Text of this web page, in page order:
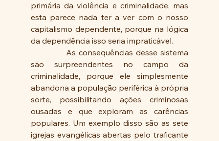
primária da violência e criminalidade, mas
esta parece nada ter a ver com o nosso
capitalismo dependente, porque na lógica
da dependência isso seria impraticável.
As consequências desse sistema
são surpreendentes no campo da
criminalidade, porque ele simplesmente
abandona a população periférica à própria
sorte, possibilitando ações criminosas
ousadas e que exploram as carências
populares. Um exemplo disso são as sete
igrejas evangélicas abertas pelo traficante